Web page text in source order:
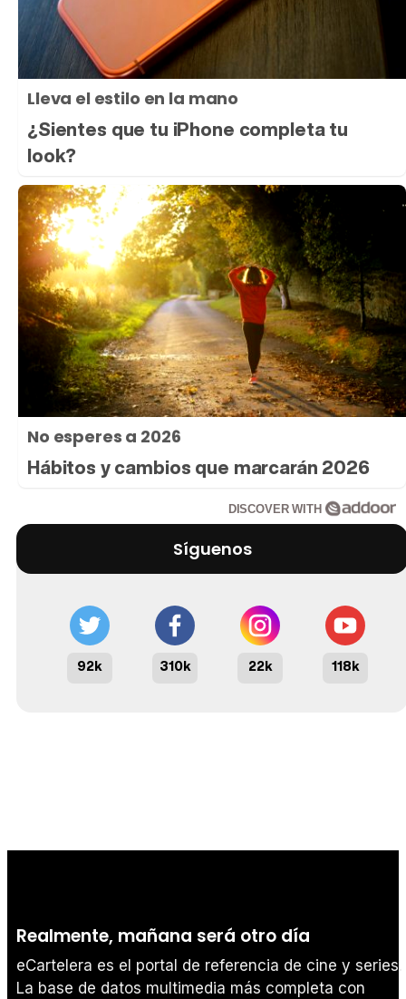
Lleva el estilo en la mano
¿Sientes que tu iPhone completa tu
look?
No esperes a 2026
Hábitos y cambios que marcarán 2026
DISCOVER WITH
Síguenos
92k 310k 22k 118k
Realmente, mañana será otro día
eCartelera es el portal de referencia de cine y series.
La base de datos multimedia más completa con